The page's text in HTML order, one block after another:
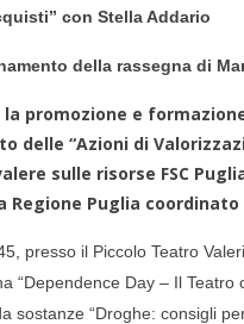
con Stella Addario
della rassegna di
promozione e formazione
delle “Azioni di
sulle risorse FSC
Regione Puglia
presso il Piccolo Teatro
“Dependence Day – Il
sostanze “Droghe: consigli